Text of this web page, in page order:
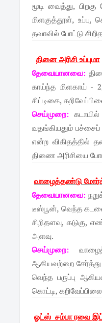
மூடி வைத்து,
மிளகுத்தூள், உப்பு,
தவாவில் போட்டு
தினை அரிசி உப்புமா
தேவையானவை:
காய்ந்த மிளகாய் -
சிட்டிகை,
செய்முறை:
வதங்கியதும் பச்சைப்
என்ற விகிதத்தில்
திணை அரிசியை
வாழைத்தண்டு
தேவையானவை:
டீஸ்பூன், வெந்த
சிறிதளவு,
அளவு.
செய்முறை:
ஆகியவற்றை
வெந்த பருப்பு
கொட்டி,
ஓட்ஸ் சம்பா ரவை